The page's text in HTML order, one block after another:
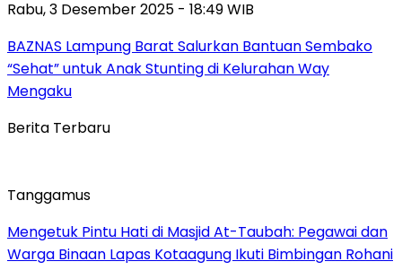
Rabu, 3 Desember 2025 - 18:49 WIB
BAZNAS Lampung Barat Salurkan Bantuan Sembako
“Sehat” untuk Anak Stunting di Kelurahan Way
Mengaku
Berita Terbaru
Tanggamus
Mengetuk Pintu Hati di Masjid At-Taubah: Pegawai dan
Warga Binaan Lapas Kotaagung Ikuti Bimbingan Rohani